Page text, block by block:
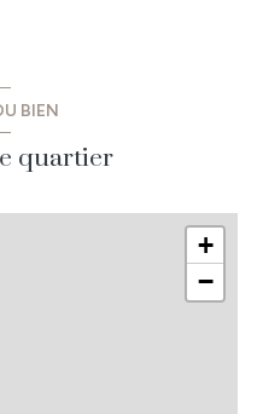
BIEN
quartier
+
−